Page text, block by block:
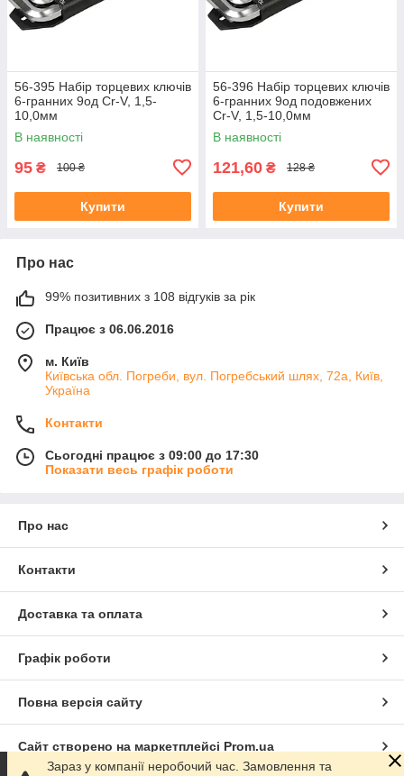
56-395 Набір торцевих ключів
6-гранних 9од Сr-V, 1,5-
10,0мм
В наявності
95 ₴ 100 ₴
Купити
56-396 Набір торцевих ключів
6-гранних 9од подовжених
Сr-V, 1,5-10,0мм
В наявності
121,60 ₴ 128 ₴
Купити
Про нас
99% позитивних з 108 відгуків за рік
Працює з 06.06.2016
м. Київ
Київська обл. Погреби, вул. Погребський шлях, 72а, Київ,
Україна
Контакти
Сьогодні працює з 09:00 до 17:30
Показати весь графік роботи
Про нас
Контакти
Доставка та оплата
Графік роботи
Повна версія сайту
Сайт створено на маркетплейсі Prom.ua
Зараз у компанії неробочий час. Замовлення та